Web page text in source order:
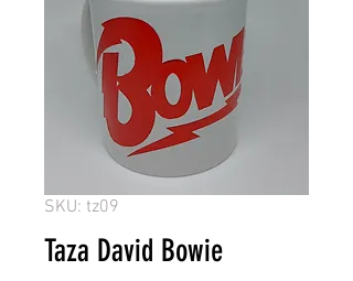
SKU: tz09
Taza David Bowie